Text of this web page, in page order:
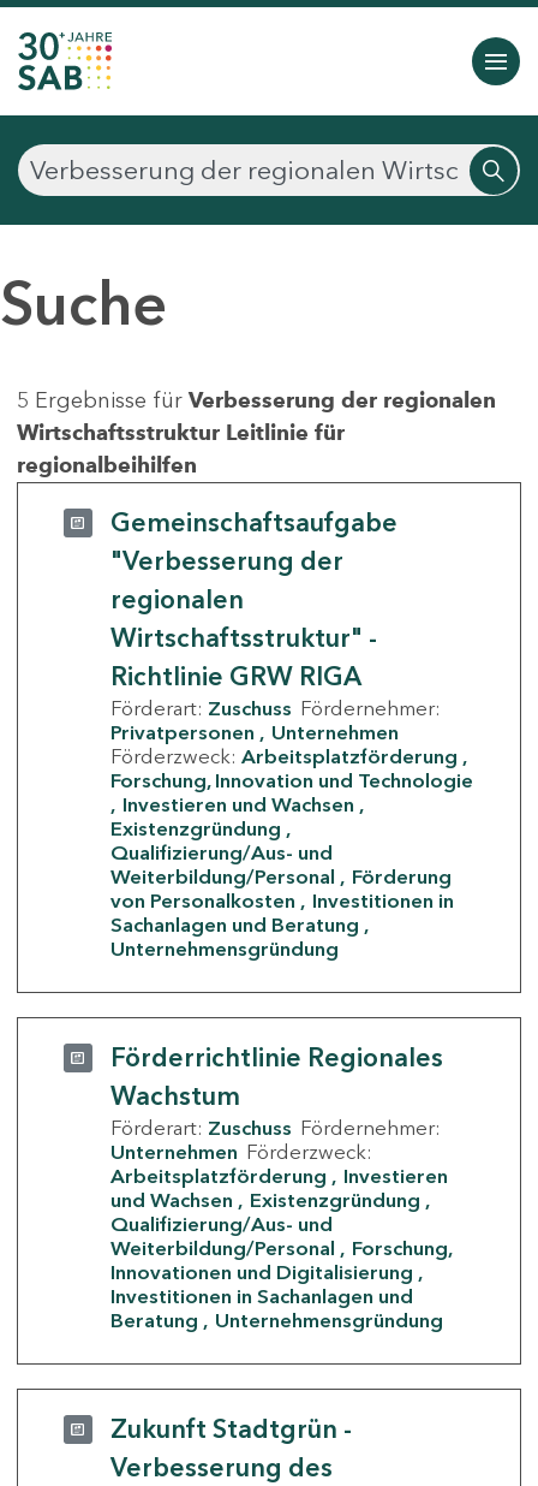
Suche
5 Ergebnisse für Verbesserung der regionalen
Wirtschaftsstruktur Leitlinie für
regionalbeihilfen
Gemeinschaftsaufgabe
"Verbesserung der
regionalen
Wirtschaftsstruktur" -
Richtlinie GRW RIGA
Förderart: Zuschuss Fördernehmer:
Privatpersonen
Unternehmen
Förderzweck: Arbeitsplatzförderung
Forschung, Innovation und Technologie
Investieren und Wachsen
Existenzgründung
Qualifizierung/Aus- und
Weiterbildung/Personal
Förderung
von Personalkosten
Investitionen in
Sachanlagen und Beratung
Unternehmensgründung
Förderrichtlinie Regionales
Wachstum
Förderart: Zuschuss Fördernehmer:
Unternehmen Förderzweck:
Arbeitsplatzförderung
Investieren
und Wachsen
Existenzgründung
Qualifizierung/Aus- und
Weiterbildung/Personal
Forschung,
Innovationen und Digitalisierung
Investitionen in Sachanlagen und
Beratung
Unternehmensgründung
Zukunft Stadtgrün -
Verbesserung des